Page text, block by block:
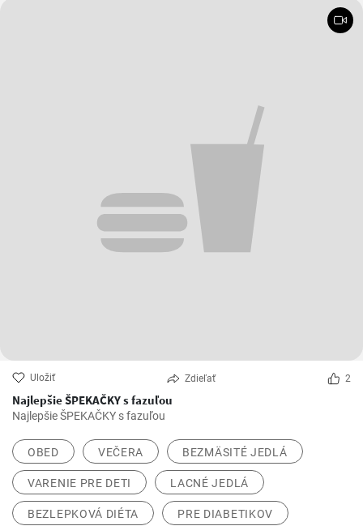
Uložiť Zdieľať 2
Najlepšie ŠPEKAČKY s fazuľou
Najlepšie ŠPEKAČKY s fazuľou
OBED VEČERA BEZMÄSITÉ JEDLÁ
VARENIE PRE DETI LACNÉ JEDLÁ
BEZLEPKOVÁ DIÉTA PRE DIABETIKOV